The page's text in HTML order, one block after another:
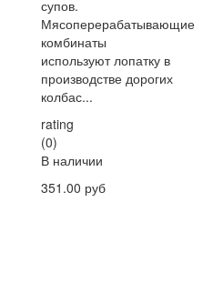
супов.
Мясоперерабатывающие
комбинаты
используют лопатку в
производстве дорогих
колбас...
rating
(0)
В наличии
351.00 руб